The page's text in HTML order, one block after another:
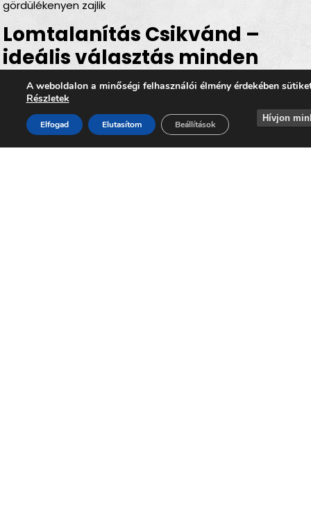
gördülékenyen zajlik
Lomtalanítás Csikvánd –
ideális választás minden
helyzetben
felújításról, költözésről, garázs- vagy
padlásürítésről, esetleg egy örökölt ingatlan
A weboldalon a minőségi felhasználói élmény érdekében
Részletek
Elfogad Elutasítom Beállítások
Hívjon